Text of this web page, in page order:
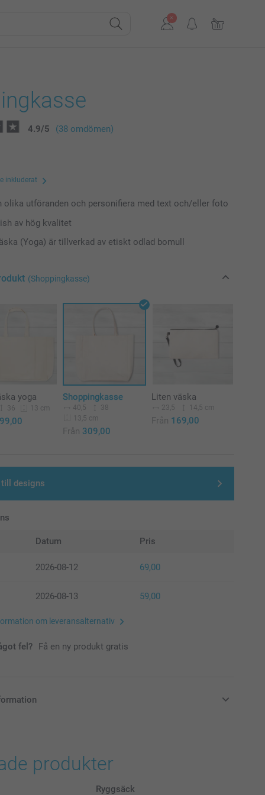
4.9/5 (38 omdömen)
inkluderat
olika utföranden och personifiera med text och/eller foto
av hög kvalitet
(Yoga) är tillverkad av etiskt odlad bomull
(Shoppingkasse)
yoga
36 13 cm
Shoppingkasse
40,5
38
13,5 cm
Från 309,00
Liten väska
23,5 14,5 cm
Från 169,00
till designs
Datum Pris
2026-08-12 69,00
2026-08-13 59,00
om leveransalternativ
fel? Få en ny produkt gratis
produkter
Ryggsäck